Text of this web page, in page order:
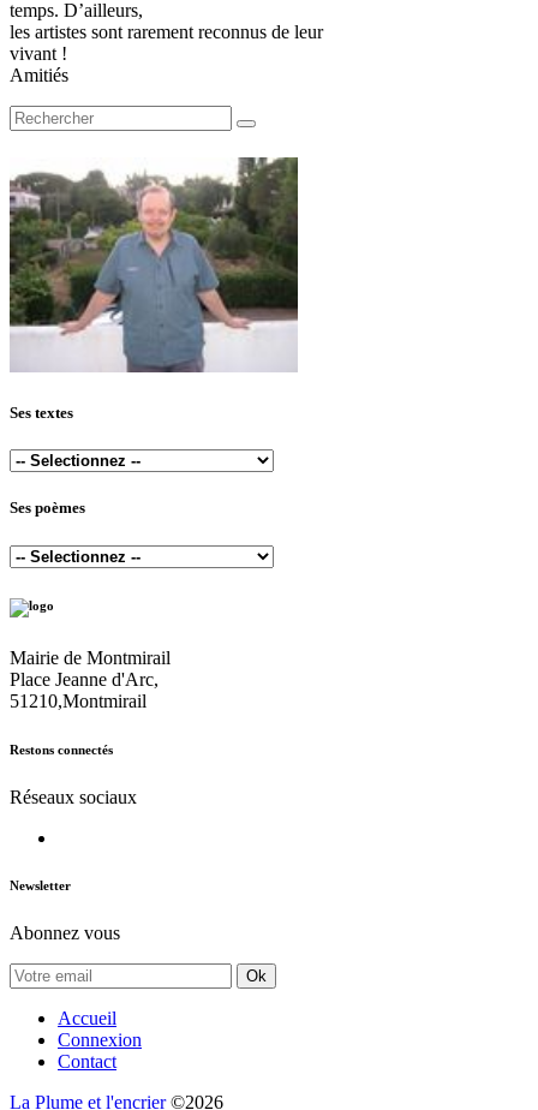
temps. D’ailleurs,
les artistes sont rarement reconnus de leur
vivant !
Amitiés
Ses textes
Ses poèmes
Mairie de Montmirail
Place Jeanne d'Arc,
51210,Montmirail
Restons connectés
Réseaux sociaux
Newsletter
Abonnez vous
Ok
Accueil
Connexion
Contact
La Plume et l'encrier©2026